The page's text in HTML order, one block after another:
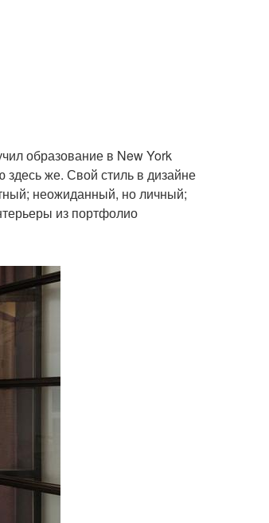
образование в New York
здесь же. Свой стиль в дизайне
неожиданный, но личный;
из портфолио